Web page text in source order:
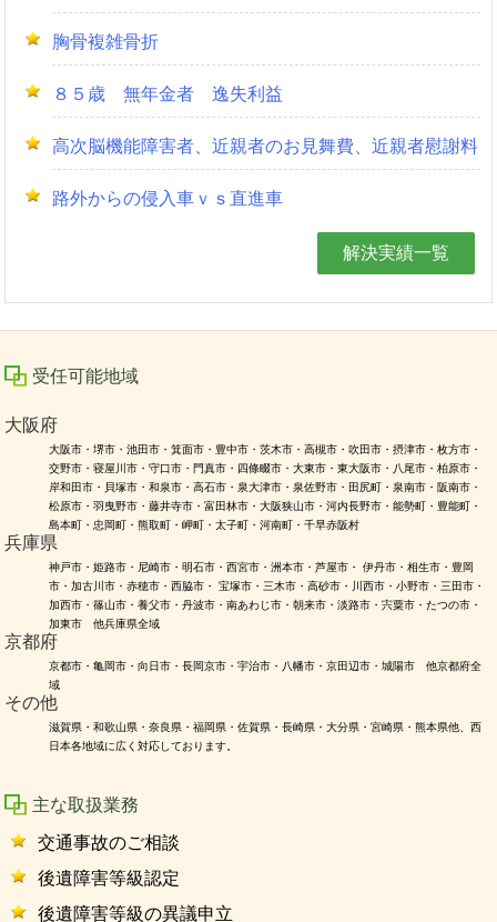
胸骨複雑骨折
８５歳 無年金者 逸失利益
高次脳機能障害者、近親者のお見舞費、近親者慰謝料
路外からの侵入車ｖｓ直進車
解決実績一覧
受任可能地域
大阪府
大阪市・堺市・池田市・箕面市・豊中市・茨木市・高槻市・吹田市・摂津市・枚方市・
交野市・寝屋川市・守口市・門真市・四條畷市・大東市・東大阪市・八尾市・柏原市・
岸和田市・貝塚市・和泉市・高石市・泉大津市・泉佐野市・田尻町・泉南市・阪南市・
松原市・羽曳野市・藤井寺市・富田林市・大阪狭山市・河内長野市・能勢町・豊能町・
島本町・忠岡町・熊取町・岬町・太子町・河南町・千早赤阪村
兵庫県
神戸市・姫路市・尼崎市・明石市・西宮市・洲本市・芦屋市・ 伊丹市・相生市・豊岡
市・加古川市・赤穂市・西脇市・ 宝塚市・三木市・高砂市・川西市・小野市・三田市・
加西市・篠山市・養父市・丹波市・南あわじ市・朝来市・淡路市・宍粟市・たつの市・
加東市 他兵庫県全域
京都府
京都市・亀岡市・向日市・長岡京市・宇治市・八幡市・京田辺市・城陽市 他京都府全
域
その他
滋賀県・和歌山県・奈良県・福岡県・佐賀県・長崎県・大分県・宮崎県・熊本県他、西
日本各地域に広く対応しております。
主な取扱業務
交通事故のご相談
後遺障害等級認定
後遺障害等級の異議申立